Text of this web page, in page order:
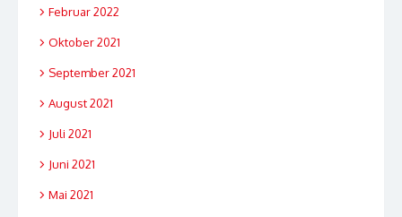
Februar 2022
Oktober 2021
September 2021
August 2021
Juli 2021
Juni 2021
Mai 2021